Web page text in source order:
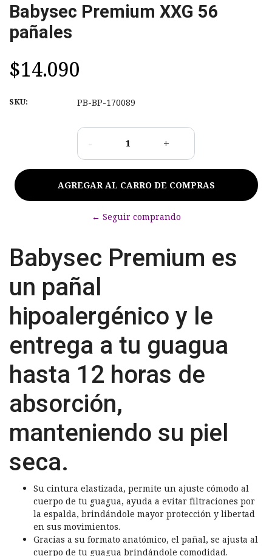
Babysec Premium XXG 56
pañales
$14.090
SKU: PB-BP-170089
- +
← Seguir comprando
Babysec Premium es
un pañal
hipoalergénico y le
entrega a tu guagua
hasta 12 horas de
absorción,
manteniendo su piel
seca.
Su cintura elastizada, permite un ajuste cómodo al
cuerpo de tu guagua, ayuda a evitar filtraciones por
la espalda, brindándole mayor protección y libertad
en sus movimientos.
Gracias a su formato anatómico, el pañal, se ajusta al
cuerpo de tu guagua brindándole comodidad.